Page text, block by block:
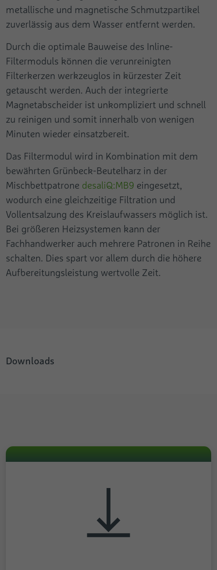
metallische und magnetische Schmutzpartikel
zuverlässig aus dem Wasser entfernt werden.
Durch die optimale Bauweise des Inline-
Filtermoduls können die verunreinigten
Filterkerzen werkzeuglos in kürzester Zeit
getauscht werden. Auch der integrierte
Magnetabscheider ist unkompliziert und schnell
zu reinigen und somit innerhalb von wenigen
Minuten wieder einsatzbereit.
Das Filtermodul wird in Kombination mit dem
bewährten Grünbeck-Beutelharz in der
Mischbettpatrone desaliQ:MB9 eingesetzt,
wodurch eine gleichzeitige Filtration und
Vollentsalzung des Kreislaufwassers möglich ist.
Bei größeren Heizsystemen kann der
Fachhandwerker auch mehrere Patronen in Reihe
schalten. Dies spart vor allem durch die höhere
Aufbereitungsleistung wertvolle Zeit.
Downloads